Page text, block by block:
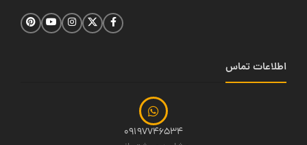
اطلاعات تماس
09197746534